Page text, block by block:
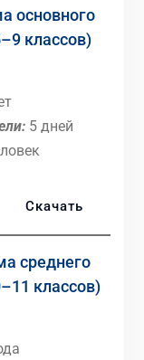
основного
классов)
5 дней
Скачать
среднего
классов)